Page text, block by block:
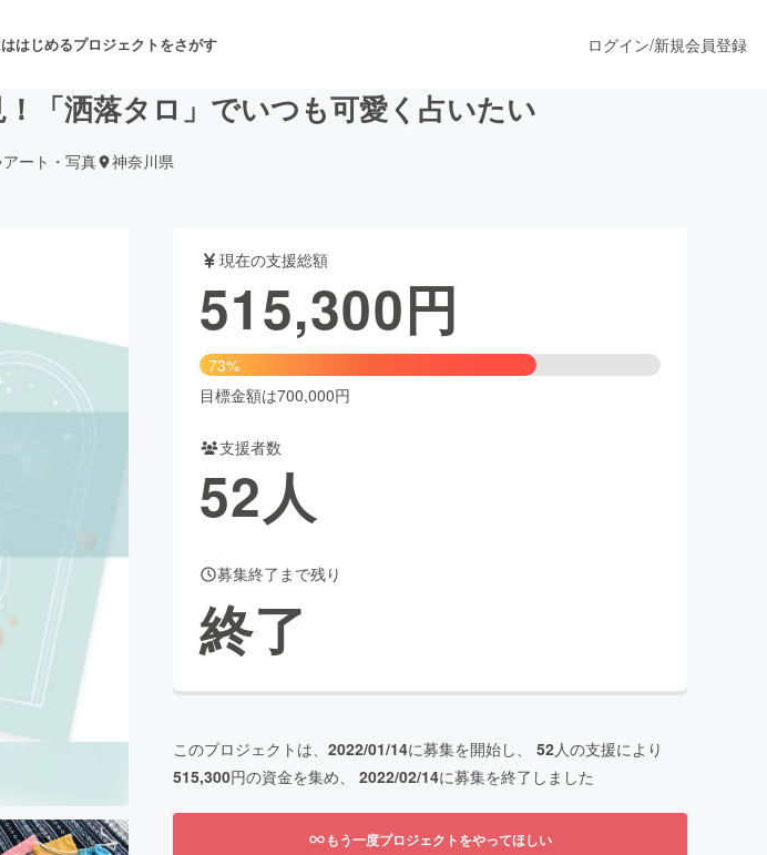
はじめるプロジェクトをさがす
舞台・パフォーマンス
ファッション
ビューティー・ヘルスケア
CAMPFIRE Creation
税
machi-yaコミュニティ
ログイン/新規会員登録
「洒落タロ」でいつも可愛く占いたい
アート・写真 神奈川県
現在の支援総額
515,300円
73%
目標金額は700,000円
支援者数
52人
募集終了まで残り
終了
このプロジェクトは、 2022/01/14に募集を開始し、 52人の支援により
515,300円の資金を集め、 2022/02/14に募集を終了しました
もう一度プロジェクトをやってほしい